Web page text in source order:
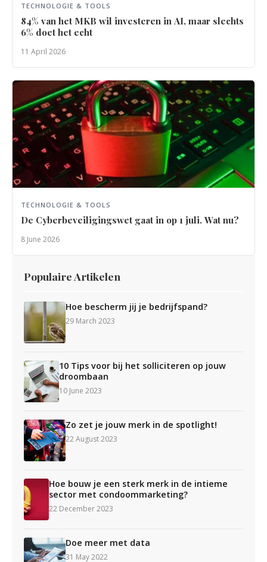
TECHNOLOGIE & TOOLS
84% van het MKB wil investeren in AI, maar slechts
6% doet het echt
11 April 2026
TECHNOLOGIE & TOOLS
De Cyberbeveiligingswet gaat in op 1 juli. Wat nu?
8 June 2026
Populaire Artikelen
Hoe bescherm jij je bedrijfspand?
29 March 2023
10 Tips voor bij het solliciteren op jouw
droombaan
10 June 2023
Zo zet je jouw merk in de spotlight!
22 August 2023
Hoe bouw je een sterk merk in de intieme
sector met condoommarketing?
22 December 2023
Doe meer met data
31 May 2022